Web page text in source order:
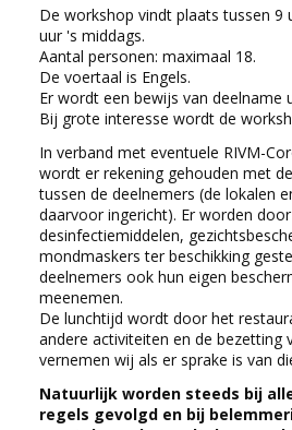
De workshop vindt plaats tussen 9
uur 's middags.
Aantal personen: maximaal 18.
De voertaal is Engels.
Er wordt een bewijs van deelname
Bij grote interesse wordt de
In verband met eventuele RIVM-
wordt er rekening gehouden met
tussen de deelnemers (de lokalen
daarvoor ingericht). Er worden
desinfectiemiddelen,
mondmaskers ter beschikking
deelnemers ook hun eigen
meenemen.
De lunchtijd wordt door het
andere activiteiten en de bezetting
vernemen wij als er sprake is van
Natuurlijk worden steeds bij
regels gevolgd en bij